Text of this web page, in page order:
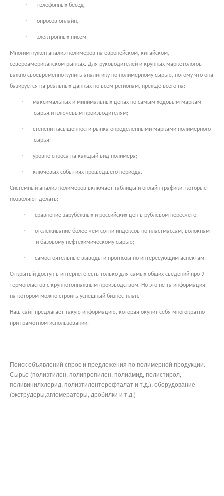
· телефонных бесед,
· опросов онлайн,
· электронных писем.
Многим нужен анализ полимеров на европейском, китайском,
североамериканском рынках. Для руководителей и крупных маркетологов
важно своевременно купить аналитику по полимерному сырью, потому что она
базируется на реальных данных по всем регионам, прежде всего на:
·
максимальных и минимальных ценах по самым ходовым маркам
сырья и ключевым производителям;
·
степени насыщенности рынка определёнными марками полимерного
сырья;
· уровне спроса на каждый вид полимера;
· ключевых событиях прошедшего периода.
Системный анализ полимеров включает таблицы и онлайн графики, которые
позволяют делать:
· сравнение зарубежных и российских цен в рублёвом пересчёте,
·
отслеживание более чем сотни индексов по пластмассам, волокнам
и базовому нефтехимическому сырью;
· самостоятельные выводы и прогнозы по интересующим аспектам.
Открытый доступ в интернете есть только для самых общих сведений про 9
термопластов с крупнотоннажным производством. Но это не та информация,
на котором можно строить успешный бизнес-план.
Наш сайт предлагает такую информацию, которая окупит себя многократно
при грамотном использовании.
Поиск объявлений спрос и предложения по полимерной продукции.
Сырье (полиэтилен, полипропилен, полиамид, полистирол,
поливинилхлорид, полиэтилентерефталат и т.д.), оборудование
(экструдеры,агломераторы, дробилки и т.д.)